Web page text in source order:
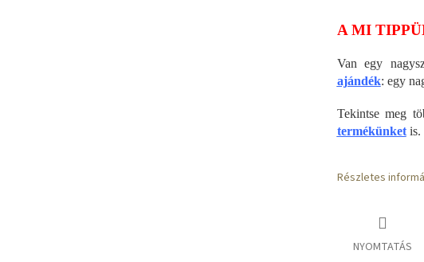
A MI
Van egy
ajándék: egy
Tekintse meg
termékünketis.
Részletes
NYOMTATÁS